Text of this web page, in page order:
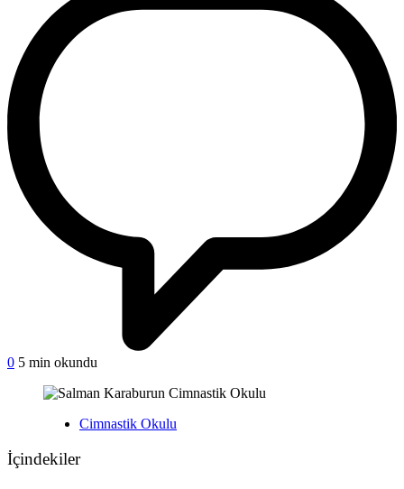
0 on
Karaburun
5 min okundu
YayınlananCimnastik Okulu
İçindekiler